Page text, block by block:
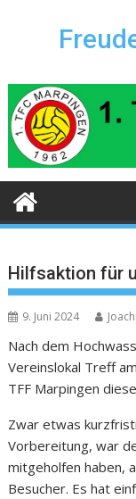
Hilfsaktion für
9. Juni 2024
Nach dem
Vereinslokal Treff
TFF Marpingen
Zwar etwas
Vorbereitung, war
mitgeholfen haben,
Besucher. Es hat